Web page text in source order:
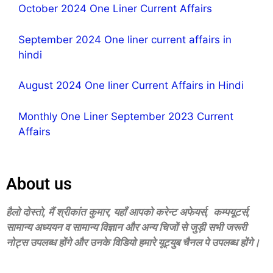
October 2024 One Liner Current Affairs
September 2024 One liner current affairs in
hindi
August 2024 One liner Current Affairs in Hindi
Monthly One Liner September 2023 Current
Affairs
About us
हैलो दोस्‍तो, मैं श्रीकांत कुमार, यहॉं आपको करेन्‍ट अफेयर्स, कम्‍पयूटर्स,
सामान्‍य अध्‍ययन व सामान्‍य विज्ञान और अन्‍य चिजों से जुड़ी सभी जरूरी
नोट्स उपलब्‍ध होंगे और उनके विडियो हमारे यूट्युब चैनल पे उपलब्‍ध होंगे।